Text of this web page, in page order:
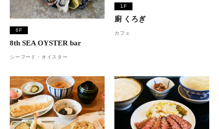
6F
8th SEA OYSTER bar
シーフード・オイスター
1F
廚 くろぎ
カフェ